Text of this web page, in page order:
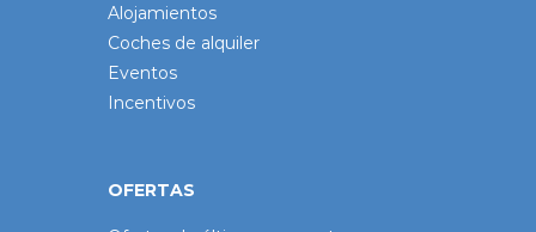
Alojamientos
Coches de alquiler
Eventos
Incentivos
OFERTAS